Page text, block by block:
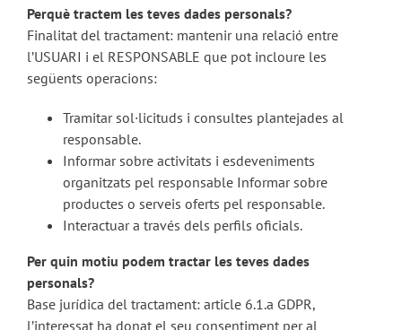
Perquè tractem les teves dades personals?
Finalitat del tractament: mantenir una relació entre
l’USUARI i el RESPONSABLE que pot incloure les
següents operacions:
Tramitar sol·licituds i consultes plantejades al
responsable.
Informar sobre activitats i esdeveniments
organitzats pel responsable Informar sobre
productes o serveis oferts pel responsable.
Interactuar a través dels perfils oficials.
Per quin motiu podem tractar les teves dades
personals?
Base jurídica del tractament: article 6.1.a GDPR,
l’interessat ha donat el seu consentiment per al